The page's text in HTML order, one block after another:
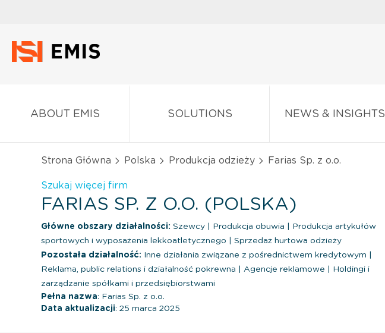
ABOUT EMIS SOLUTIONS NEWS & INSIGHTS
Strona Główna Polska Produkcja odzieży Farias Sp. z o.o.
Szukaj więcej firm
FARIAS SP. Z O.O. (POLSKA)
Główne obszary działalności: Szewcy Produkcja obuwia
Produkcja artykułów
sportowych i wyposażenia lekkoatletycznego
Sprzedaż hurtowa odzieży
Pozostała działalność: Inne działania związane z pośrednictwem kredytowym
Reklama, public relations i działalność pokrewna
Agencje reklamowe
Holdingi i
zarządzanie spółkami i przedsiębiorstwami
Pełna nazwa: Farias Sp. z o.o.
Data aktualizacji: 25 marca 2025